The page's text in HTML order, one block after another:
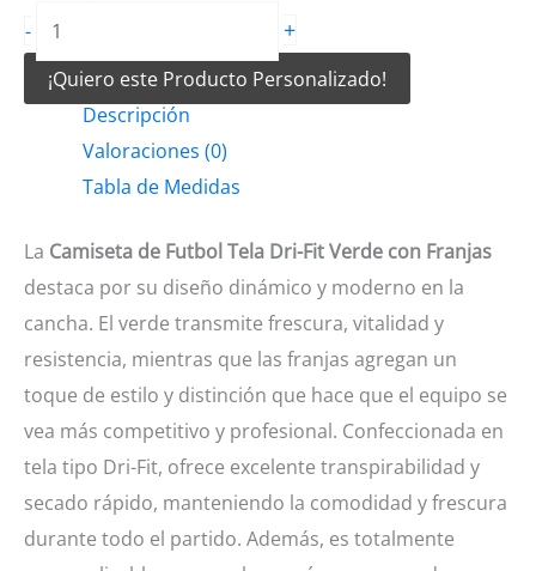
-
Camiseta
de
Futbol
+
¡Quiero este Producto Personalizado!
Descripción
Valoraciones (0)
Tabla de Medidas
La Camiseta de Futbol Tela Dri-Fit Verde con Franjas
destaca por su diseño dinámico y moderno en la
cancha. El verde transmite frescura, vitalidad y
resistencia, mientras que las franjas agregan un
toque de estilo y distinción que hace que el equipo se
vea más competitivo y profesional. Confeccionada en
tela tipo Dri-Fit, ofrece excelente transpirabilidad y
secado rápido, manteniendo la comodidad y frescura
durante todo el partido. Además, es totalmente